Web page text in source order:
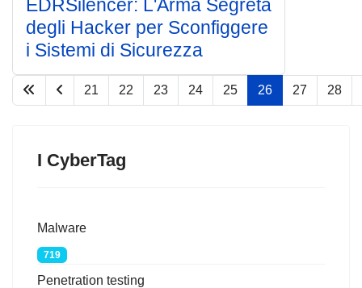
EDRSilencer: L'Arma Segreta
degli Hacker per Sconfiggere
i Sistemi di Sicurezza
Pagina 26 di 67
21 22 23 24 25 26 27 28
I CyberTag
Malware
719
Penetration testing